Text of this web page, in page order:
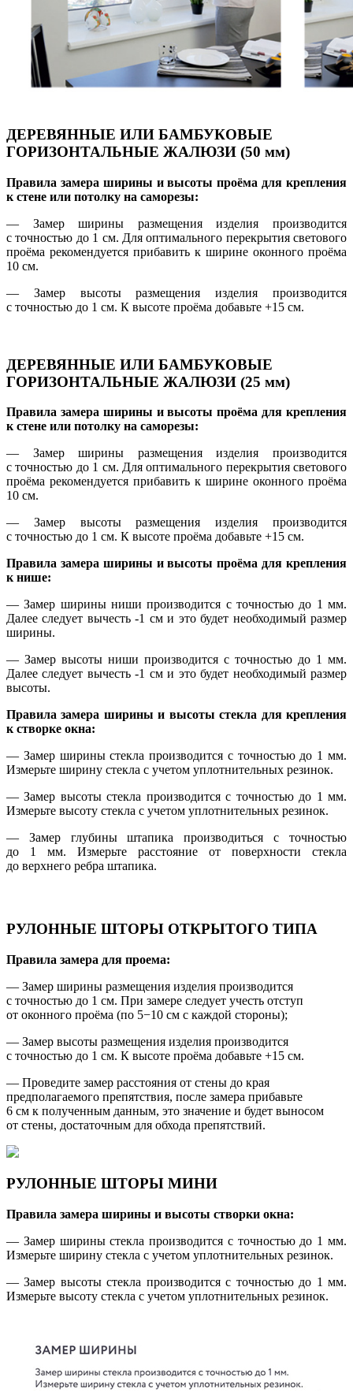
ДЕРЕВЯННЫЕ ИЛИ БАМБУКОВЫЕ
ГОРИЗОНТАЛЬНЫЕ ЖАЛЮЗИ (50 мм)
Правила замера ширины и высоты проёма для крепления
к стене или потолку на саморезы:
— Замер ширины размещения изделия производится
с точностью до 1 см. Для оптимального перекрытия светового
проёма рекомендуется прибавить к ширине оконного проёма
10 см.
— Замер высоты размещения изделия производится
с точностью до 1 см. К высоте проёма добавьте +15 см.
ДЕРЕВЯННЫЕ ИЛИ БАМБУКОВЫЕ
ГОРИЗОНТАЛЬНЫЕ ЖАЛЮЗИ (25 мм)
Правила замера ширины и высоты проёма для крепления
к стене или потолку на саморезы:
— Замер ширины размещения изделия производится
с точностью до 1 см. Для оптимального перекрытия светового
проёма рекомендуется прибавить к ширине оконного проёма
10 см.
— Замер высоты размещения изделия производится
с точностью до 1 см. К высоте проёма добавьте +15 см.
Правила замера ширины и высоты проёма для крепления
к нише:
— Замер ширины ниши производится с точностью до 1 мм.
Далее следует вычесть -1 см и это будет необходимый размер
ширины.
— Замер высоты ниши производится с точностью до 1 мм.
Далее следует вычесть -1 см и это будет необходимый размер
высоты.
Правила замера ширины и высоты стекла для крепления
к створке окна:
— Замер ширины стекла производится с точностью до 1 мм.
Измерьте ширину стекла с учетом уплотнительных резинок.
— Замер высоты стекла производится с точностью до 1 мм.
Измерьте высоту стекла с учетом уплотнительных резинок.
— Замер глубины штапика производиться с точностью
до 1 мм. Измерьте расстояние от поверхности стекла
до верхнего ребра штапика.
РУЛОННЫЕ ШТОРЫ ОТКРЫТОГО ТИПА
Правила замера для проема:
— Замер ширины размещения изделия производится
с точностью до 1 см. При замере следует учесть отступ
от оконного проёма (по 5−10 см с каждой стороны);
— Замер высоты размещения изделия производится
с точностью до 1 см. К высоте проёма добавьте +15 см.
— Проведите замер расстояния от стены до края
предполагаемого препятствия, после замера прибавьте
6 см к полученным данным, это значение и будет выносом
от стены, достаточным для обхода препятствий.
РУЛОННЫЕ ШТОРЫ МИНИ
Правила замера ширины и высоты створки окна:
— Замер ширины стекла производится с точностью до 1 мм.
Измерьте ширину стекла с учетом уплотнительных резинок.
— Замер высоты стекла производится с точностью до 1 мм.
Измерьте высоту стекла с учетом уплотнительных резинок.